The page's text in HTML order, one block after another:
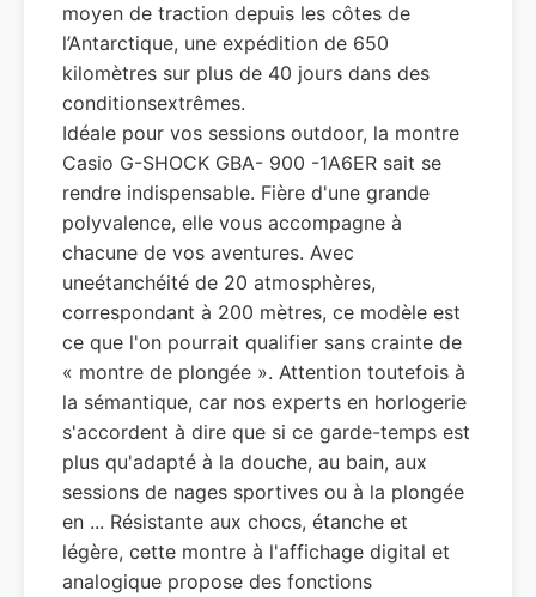
moyen de traction depuis les côtes de
l’Antarctique, une expédition de 650
kilomètres sur plus de 40 jours dans des
conditionsextrêmes.
Idéale pour vos sessions outdoor, la montre
Casio G-SHOCK GBA- 900 -1A6ER sait se
rendre indispensable. Fière d'une grande
polyvalence, elle vous accompagne à
chacune de vos aventures. Avec
uneétanchéité de 20 atmosphères,
correspondant à 200 mètres, ce modèle est
ce que l'on pourrait qualifier sans crainte de
« montre de plongée ». Attention toutefois à
la sémantique, car nos experts en horlogerie
s'accordent à dire que si ce garde-temps est
plus qu'adapté à la douche, au bain, aux
sessions de nages sportives ou à la plongée
en ... Résistante aux chocs, étanche et
légère, cette montre à l'affichage digital et
analogique propose des fonctions